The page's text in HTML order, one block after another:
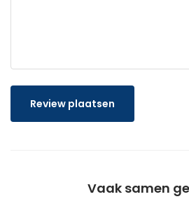
Review plaatsen
Vaak samen